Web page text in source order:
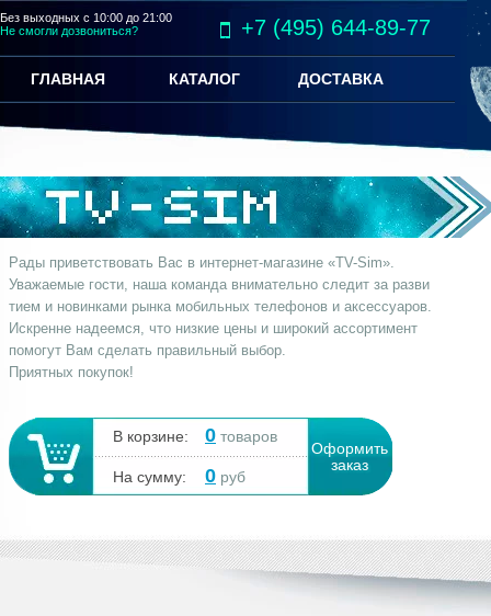
Без выходных с 10:00 до 21:00
Не смогли дозвониться?
+7 (495) 644-89-77
ГЛАВНАЯ КАТАЛОГ ДОСТАВКА
Рады приветствовать Вас в интернет-магазине «TV-Sim».
Уважаемые гости, наша команда внимательно следит за разви
тием и новинками рынка мобильных телефонов и аксессуаров.
Искренне надеемся, что низкие цены и широкий ассортимент
помогут Вам сделать правильный выбор.
Приятных покупок!
В корзине: 0 товаров
На сумму: 0 руб
Оформить
заказ